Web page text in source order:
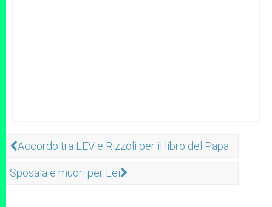
Accordo tra LEV e Rizzoli per il libro del Papa
Sposala e muori per Lei